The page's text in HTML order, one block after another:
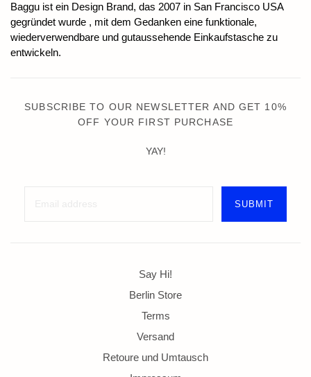
Baggu ist ein Design Brand, das 2007 in San Francisco USA
gegründet wurde , mit dem Gedanken eine funktionale,
wiederverwendbare und gutaussehende Einkaufstasche zu
entwickeln.
SUBSCRIBE TO OUR NEWSLETTER AND GET 10%
OFF YOUR FIRST PURCHASE
YAY!
Say Hi!
Berlin Store
Terms
Versand
Retoure und Umtausch